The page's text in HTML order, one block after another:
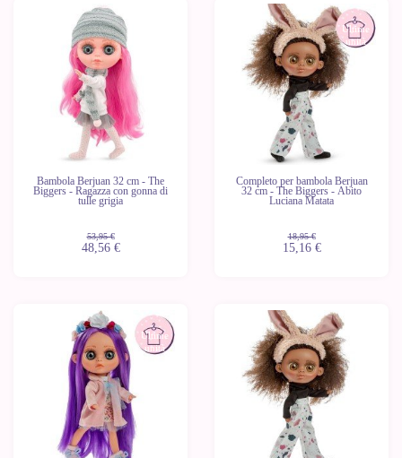
Bambola Berjuan 32 cm - The
Biggers - Ragazza con gonna di
tulle grigia
53,95 €
48,56 €
Ultime
unità
Completo per bambola Berjuan
32 cm - The Biggers - Abito
Luciana Matata
18,95 €
15,16 €
Ultime
unità
Ultime